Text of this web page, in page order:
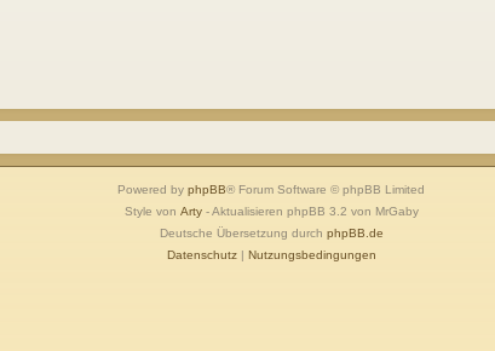
Powered by phpBB® Forum Software © phpBB Limited
Style von Arty- Aktualisieren phpBB 3.2 von MrGaby
Deutsche Übersetzung durch phpBB.de
Datenschutz| Nutzungsbedingungen